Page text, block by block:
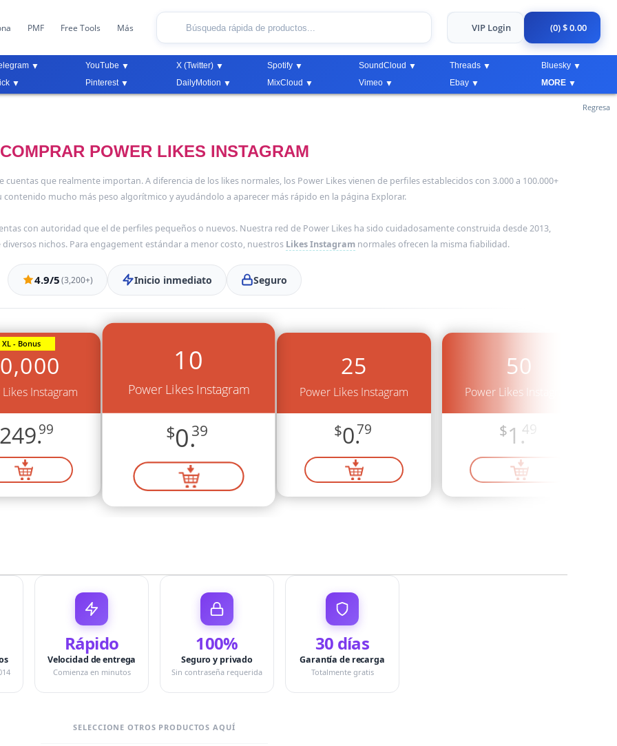
PMF Free Tools Más VIP Login (0) $ 0.00
YouTube X (Twitter) Spotify SoundCloud Threads
Bluesky
Pinterest DailyMotion MixCloud Vimeo Ebay MORE
Regresa
COMPRAR POWER LIKES INSTAGRAM
que realmente importan. A diferencia de los likes normales, los Power Likes vienen de perfiles establecidos con 3.000 a 100.000+
mucho más peso algorítmico y ayudándolo a aparecer más rápido en la página Explorar.
con autoridad que el de perfiles pequeños o nuevos. Nuestra red de Power Likes ha sido cuidadosamente construida desde 2013,
nichos. Para engagement estándar a menor costo, nuestros Likes Instagram normales ofrecen la misma fiabilidad.
4.9/5(3,200+) Inicio inmediato Seguro
XL - Bonus
Instagram
249.99
10
Power Likes Instagram
$0.39
25
Power Likes Instagram
$0.79
50
Power Likes Instagram
$1.49
Rápido
Velocidad de entrega
Comienza en minutos
100%
Seguro y privado
Sin contraseña requerida
30 días
Garantía de recarga
Totalmente gratis
SELECCIONE OTROS PRODUCTOS AQUÍ